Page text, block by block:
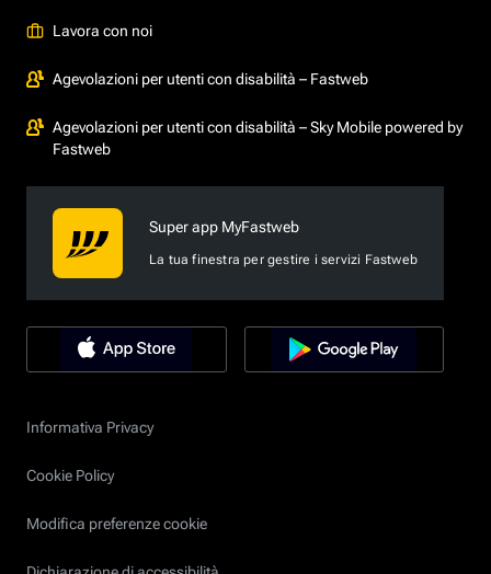
Lavora con noi
Agevolazioni per utenti con disabilità – Fastweb
Agevolazioni per utenti con disabilità – Sky Mobile powered by
Fastweb
Super app MyFastweb
La tua finestra per gestire i servizi Fastweb
Informativa Privacy
Cookie Policy
Modifica preferenze cookie